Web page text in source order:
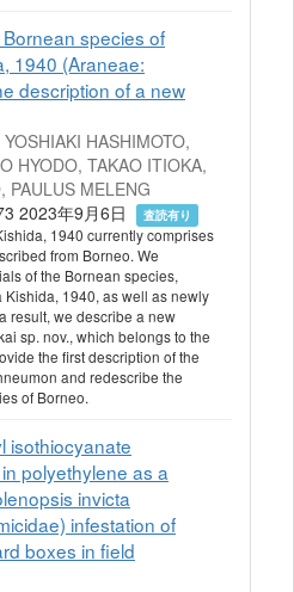
species of
1940 (Araneae:
description of a new
HASHIMOTO,
HYODO, TAKAO ITIOKA,
PAULUS MELENG
2023年9月6日
査読有り
1940 currently comprises
from Borneo. We
of the Bornean species,
Kishida, 1940, as well as newly
result, we describe a new
sp. nov., which belongs to the
the first description of the
and redescribe the
of Borneo.
isothiocyanate
polyethylene as a
invicta
infestation of
boxes in field